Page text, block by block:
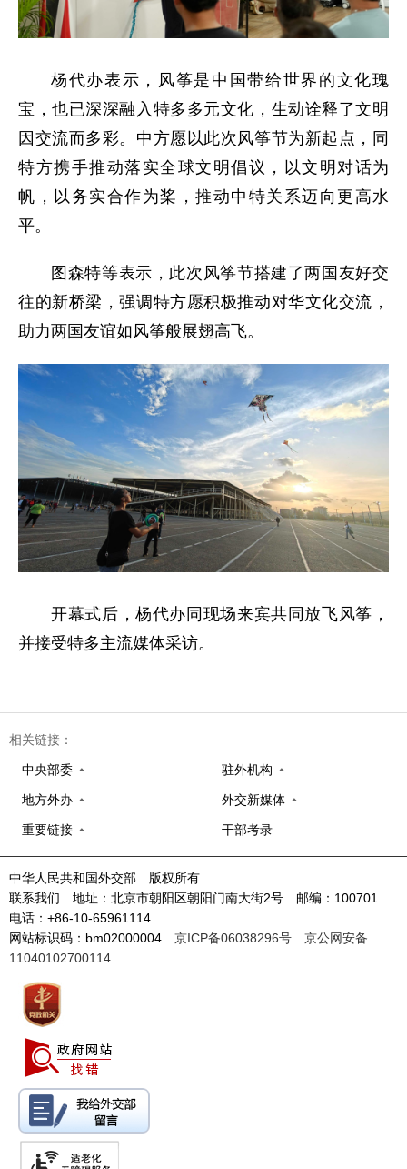
杨代办表示，风筝是中国带给世界的文化瑰
宝，也已深深融入特多多元文化，生动诠释了文明
因交流而多彩。中方愿以此次风筝节为新起点，同
特方携手推动落实全球文明倡议，以文明对话为
帆，以务实合作为桨，推动中特关系迈向更高水
平。
图森特等表示，此次风筝节搭建了两国友好交
往的新桥梁，强调特方愿积极推动对华文化交流，
助力两国友谊如风筝般展翅高飞。
开幕式后，杨代办同现场来宾共同放飞风筝，
并接受特多主流媒体采访。
相关链接：
中央部委 驻外机构
地方外办 外交新媒体
重要链接 干部考录
中华人民共和国外交部 版权所有
联系我们 地址：北京市朝阳区朝阳门南大街2号 邮编：100701
电话：+86-10-65961114
网站标识码：bm02000004 京ICP备06038296号
京公网安备
11040102700114